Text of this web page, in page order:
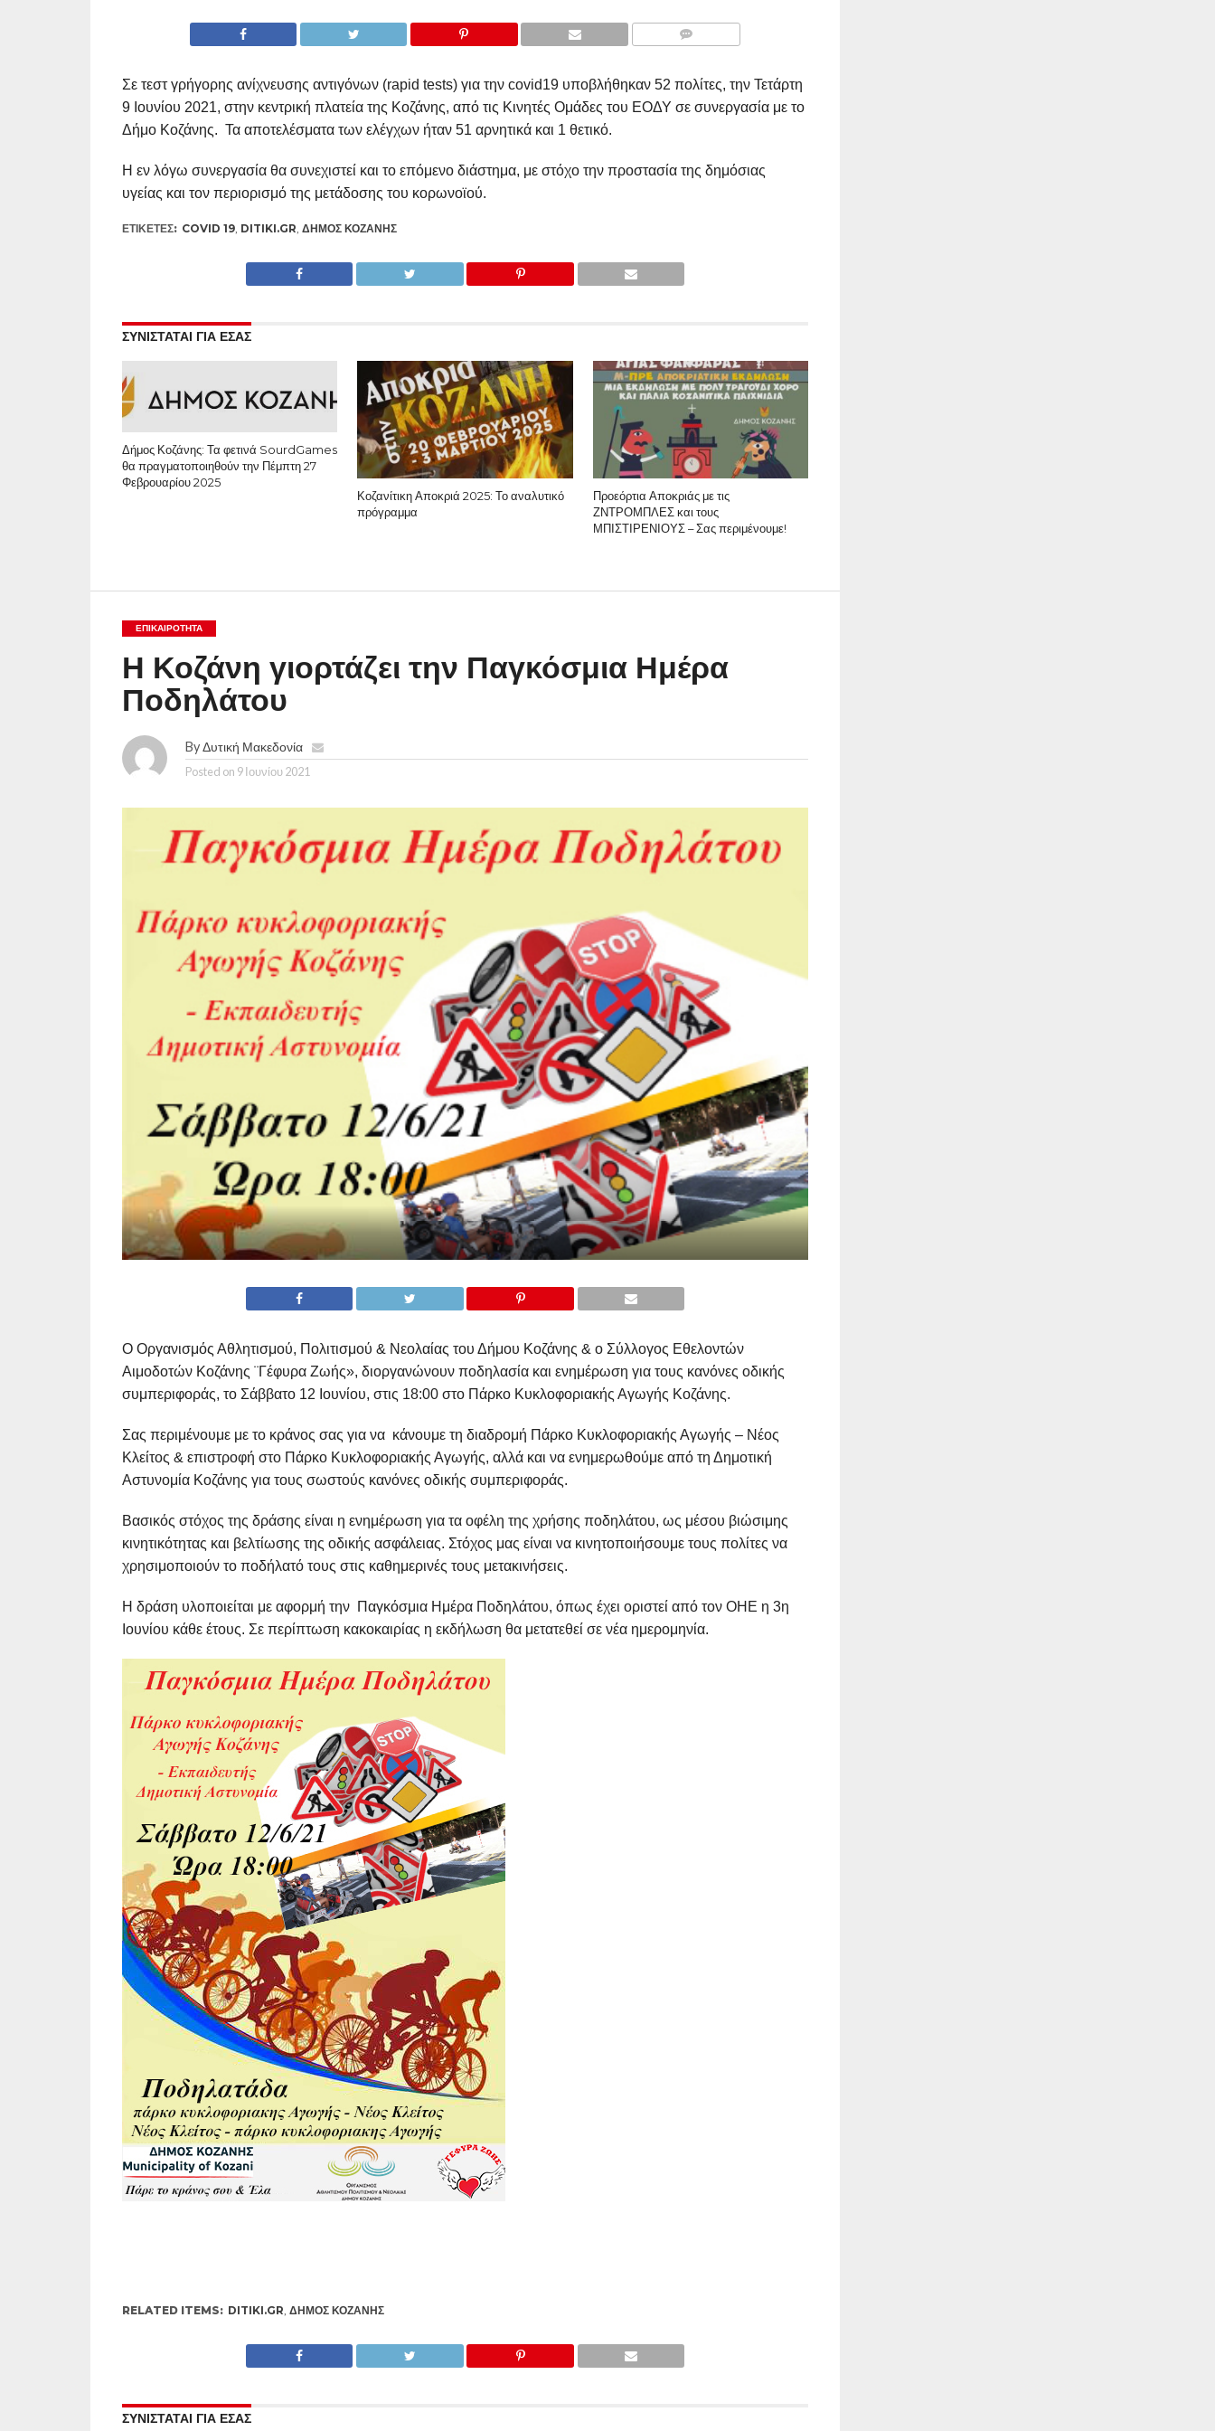
Σε τεστ γρήγορης ανίχνευσης αντιγόνων (rapid tests) για την covid19 υποβλήθηκαν 52 πολίτες, την Τετάρτη
9 Ιουνίου 2021, στην κεντρική πλατεία της Κοζάνης, από τις Κινητές Ομάδες του ΕΟΔΥ σε συνεργασία με το
Δήμο Κοζάνης. Τα αποτελέσματα των ελέγχων ήταν 51 αρνητικά και 1 θετικό.
Η εν λόγω συνεργασία θα συνεχιστεί και το επόμενο διάστημα, με στόχο την προστασία της δημόσιας
υγείας και τον περιορισμό της μετάδοσης του κορωνοϊού.
ΕΤΙΚΕΤΕΣ: COVID 19, DITIKI.GR ΔΉΜΟΣ ΚΟΖΆΝΗΣ
ΣΥΝΙΣΤΑΤΑΙ ΓΙΑ ΕΣΑΣ
Δήμος Κοζάνης: Τα φετινά SourdGames
θα πραγματοποιηθούν την Πέμπτη 27
Φεβρουαρίου 2025
Κοζανίτικη Αποκριά 2025: Το αναλυτικό
πρόγραμμα
Προεόρτια Αποκριάς με τις
ΖΝΤΡΟΜΠΛΕΣ και τους
ΜΠΙΣΤΙΡΕΝΙΟΥΣ – Σας περιμένουμε!
ΕΠΙΚΑΙΡΟΤΗΤΑ
Η Κοζάνη γιορτάζει την Παγκόσμια Ημέρα
Ποδηλάτου
ByΔυτική Μακεδονία
Posted on 9 Ιουνίου 2021
Ο Οργανισμός Αθλητισμού, Πολιτισμού & Νεολαίας του Δήμου Κοζάνης & ο Σύλλογος Εθελοντών
Αιμοδοτών Κοζάνης ¨Γέφυρα Ζωής», διοργανώνουν ποδηλασία και ενημέρωση για τους κανόνες οδικής
συμπεριφοράς, το Σάββατο 12 Ιουνίου, στις 18:00 στο Πάρκο Κυκλοφοριακής Αγωγής Κοζάνης.
Σας περιμένουμε με το κράνος σας για να κάνουμε τη διαδρομή Πάρκο Κυκλοφοριακής Αγωγής – Νέος
Κλείτος & επιστροφή στο Πάρκο Κυκλοφοριακής Αγωγής, αλλά και να ενημερωθούμε από τη Δημοτική
Αστυνομία Κοζάνης για τους σωστούς κανόνες οδικής συμπεριφοράς.
Βασικός στόχος της δράσης είναι η ενημέρωση για τα οφέλη της χρήσης ποδηλάτου, ως μέσου βιώσιμης
κινητικότητας και βελτίωσης της οδικής ασφάλειας. Στόχος μας είναι να κινητοποιήσουμε τους πολίτες να
χρησιμοποιούν το ποδήλατό τους στις καθημερινές τους μετακινήσεις.
Η δράση υλοποιείται με αφορμή την Παγκόσμια Ημέρα Ποδηλάτου, όπως έχει οριστεί από τον ΟΗΕ η 3η
Ιουνίου κάθε έτους. Σε περίπτωση κακοκαιρίας η εκδήλωση θα μετατεθεί σε νέα ημερομηνία.
RELATED ITEMS: DITIKI.GR ΔΉΜΟΣ ΚΟΖΆΝΗΣ
ΣΥΝΙΣΤΑΤΑΙ ΓΙΑ ΕΣΑΣ